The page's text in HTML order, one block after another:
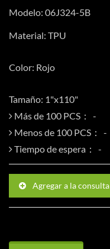
Modelo: 06J324-5B
Material: TPU
Color: Rojo
Tamaño: 1"x110"
Más de 100 PCS：
Menos de 100 PCS：
Tiempo de espera：
Agregar a la consulta